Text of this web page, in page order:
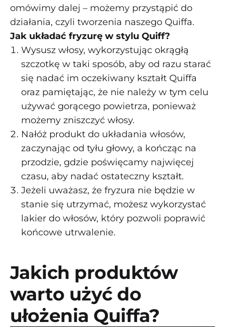
omówimy dalej – możemy przystąpić do
działania, czyli tworzenia naszego Quiffa.
Jak układać fryzurę w stylu Quiff?
Wysusz włosy, wykorzystując okrągłą
szczotkę w taki sposób, aby od razu starać
się nadać im oczekiwany kształt Quiffa
oraz pamiętając, że nie należy w tym celu
używać gorącego powietrza, ponieważ
możemy zniszczyć włosy.
Nałóż produkt do układania włosów,
zaczynając od tyłu głowy, a kończąc na
przodzie, gdzie poświęcamy najwięcej
czasu, aby nadać ostateczny kształt.
Jeżeli uważasz, że fryzura nie będzie w
stanie się utrzymać, możesz wykorzystać
lakier do włosów, który pozwoli poprawić
końcowe utrwalenie.
Jakich produktów
warto użyć do
ułożenia Quiffa?